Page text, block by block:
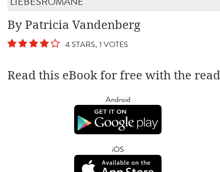
By Patricia Vandenberg
4 STARS, 1 VOTES
Read this eBook for free with the
Android
iOS